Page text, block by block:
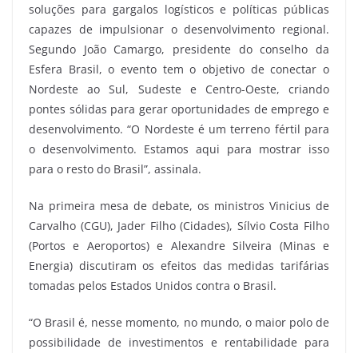
soluções para gargalos logísticos e políticas públicas
capazes de impulsionar o desenvolvimento regional.
Segundo João Camargo, presidente do conselho da
Esfera Brasil, o evento tem o objetivo de conectar o
Nordeste ao Sul, Sudeste e Centro-Oeste, criando
pontes sólidas para gerar oportunidades de emprego e
desenvolvimento. “O Nordeste é um terreno fértil para
o desenvolvimento. Estamos aqui para mostrar isso
para o resto do Brasil”, assinala.
Na primeira mesa de debate, os ministros Vinicius de
Carvalho (CGU), Jader Filho (Cidades), Sílvio Costa Filho
(Portos e Aeroportos) e Alexandre Silveira (Minas e
Energia) discutiram os efeitos das medidas tarifárias
tomadas pelos Estados Unidos contra o Brasil.
“O Brasil é, nesse momento, no mundo, o maior polo de
possibilidade de investimentos e rentabilidade para